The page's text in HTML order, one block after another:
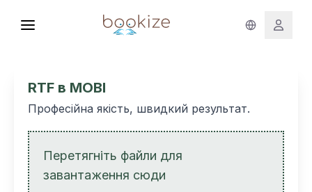
RTF в MOBI
Професійна якість, швидкий результат.
Перетягніть файли для
завантаження сюди